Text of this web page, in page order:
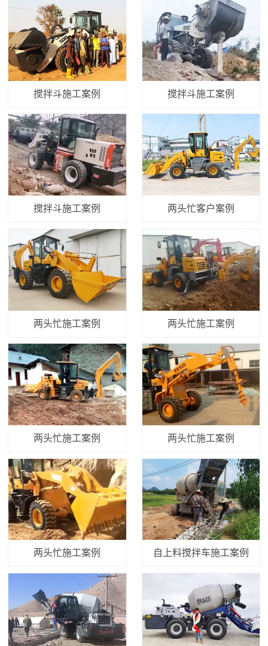
搅拌斗施工案例 搅拌斗施工案例
搅拌斗施工案例 两头忙客户案例
两头忙施工案例 两头忙施工案例
两头忙施工案例 两头忙施工案例
两头忙施工案例 自上料搅拌车施工案例